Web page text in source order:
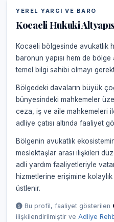
YEREL YARGI VE BARO
Kocaeli Hukuki
Kocaeli bölgesinde avukatlık
baronun yapısı hem de
temel bilgi sahibi olmayı
Bölgedeki davaların büyük
bünyesindeki mahkemeler
ceza, iş ve aile mahkemeleri
adliye çatısı altında faaliyet
Bölgenin avukatlık
meslektaşlar arası ilişkileri
adli yardım faaliyetleriyle
hizmetlerine erişimine
üstlenir.
Bu profil, faaliyet gösterilen
ilişkilendirilmiştir ve Adliye